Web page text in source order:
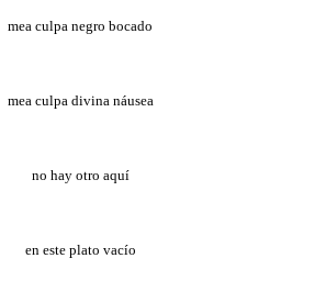
mea culpa negro bocado
mea culpa divina náusea
no hay otro aquí
en este plato vacío